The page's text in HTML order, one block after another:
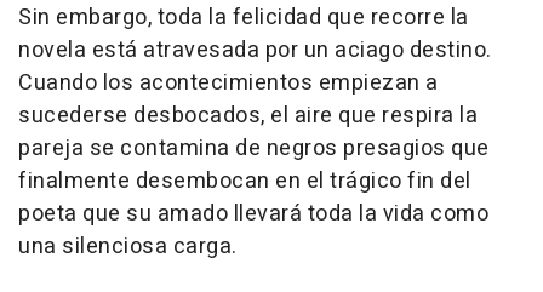
Sin embargo, toda la felicidad que recorre la
novela está atravesada por un aciago destino.
Cuando los acontecimientos empiezan a
sucederse desbocados, el aire que respira la
pareja se contamina de negros presagios que
finalmente desembocan en el trágico fin del
poeta que su amado llevará toda la vida como
una silenciosa carga.